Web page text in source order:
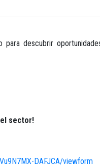
para descubrir
sector!